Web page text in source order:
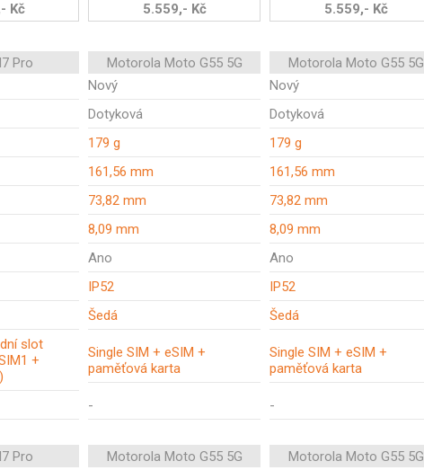
Kč 5.559,- Kč 5.559,- Kč
Pro Motorola Moto G55 5G Motorola Moto G55 5G
Nový Nový
Dotyková Dotyková
179 g 179 g
161,56 mm 161,56 mm
73,82 mm 73,82 mm
8,09 mm 8,09 mm
Ano Ano
IP52 IP52
Šedá Šedá
slot
+
Single SIM + eSIM +
paměťová karta
Single SIM + eSIM +
paměťová karta
- -
Pro Motorola Moto G55 5G Motorola Moto G55 5G